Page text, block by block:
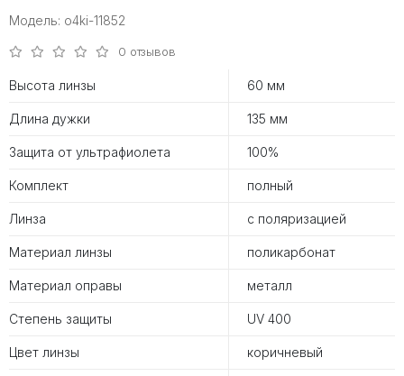
Модель: o4ki-11852
0 отзывов
Высота линзы 60 мм
Длина дужки 135 мм
Защита от ультрафиолета 100%
Комплект полный
Линза с поляризацией
Материал линзы поликарбонат
Материал оправы металл
Степень защиты UV 400
Цвет линзы коричневый